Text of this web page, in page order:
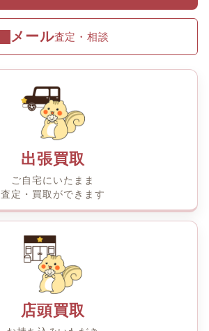
メール査定・相談
出張買取
ご自宅にいたまま
査定・買取ができます
店頭買取